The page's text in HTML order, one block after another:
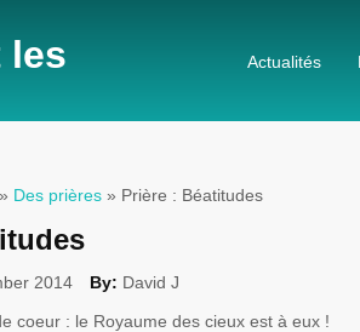
les
Actualités
» Des prières » Prière : Béatitudes
2014 By: David J
coeur : le Royaume des cieux est à eux !